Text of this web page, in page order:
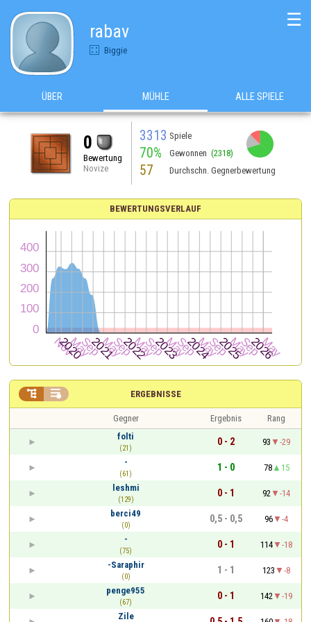
rabav
Biggie
☰
ÜBER MÜHLE ALLE SPIELE
0
Bewertung
Novize
3313 Spiele
70% Gewonnen (2318)
57 Durchschn. Gegnerbewertung
BEWERTUNGSVERLAUF
ERGEBNISSE
 
Gegner Ergebnis
Rang
folti
(21)
0 - 2 93
-29
-
(61)
1 - 0 78
15
leshmi
(129)
0 - 1 92
-14
berci49
(0)
0,5 - 0,5 96
-4
-
(75)
0 - 1 114
-18
-Saraphir
(0)
1 - 1 123
-8
penge955
(67)
0 - 1 142
-19
Zile